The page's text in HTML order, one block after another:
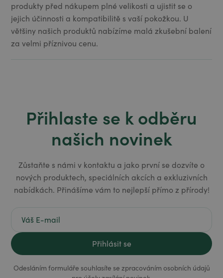
produkty před nákupem plné velikosti a ujistit se o
jejich účinnosti a kompatibilitě s vaší pokožkou. U
většiny našich produktů nabízíme malá zkušební balení
za velmi příznivou cenu.
Přihlaste se k odběru
našich novinek
Zůstaňte s námi v kontaktu a jako první se dozvíte o
nových produktech, speciálních akcích a exkluzivních
nabídkách. Přinášíme vám to nejlepší přímo z přírody!
Odesláním formuláře souhlasíte se zpracováním osobních údajů